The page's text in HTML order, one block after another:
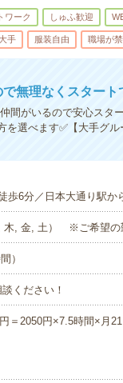
ワーク しゅふ歓迎
手 服装自由 職場が
無理なくスタート
間がいるので安心スタ
選べます✅【大手グ
歩6分／日本大通り駅か
, 木, 金, 土） ※ご希望の
）
ください！
＝2050円×7.5時間×月21